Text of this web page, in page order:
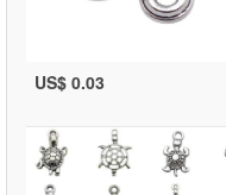
US$ 0.03